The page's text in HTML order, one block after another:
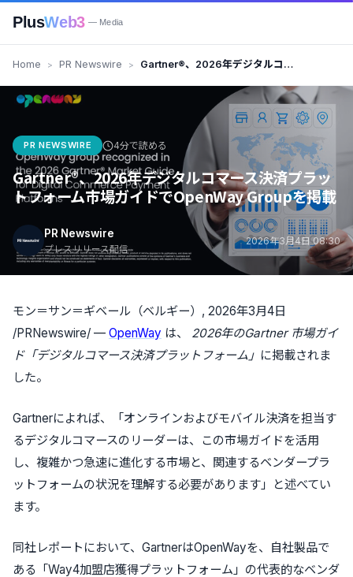
PlusWeb3 — Media
Home PR Newswire
Gartner®、2026年デジタルコマ
イドでOpenWay Groupを掲載
PR NEWSWIRE 4分で読める
Gartner®、2026年デジタルコマース決済プラッ
トフォーム市場ガイドでOpenWay Groupを掲載
PR Newswire
プレスリリース配信
2026年3月4日 08:30
モン＝サン＝ギベール（ベルギー） , 2026年3月4日
/PRNewswire/ — OpenWay は、 2026年のGartner 市場ガイ
ド「デジタルコマース決済プラットフォーム」 に掲載されま
した。
Gartnerによれば、「オンラインおよびモバイル決済を担当す
るデジタルコマースのリーダーは、この市場ガイドを活用
し、複雑かつ急速に進化する市場と、関連するベンダープラ
ットフォームの状況を理解する必要があります」と述べてい
ます。
同社レポートにおいて、GartnerはOpenWayを、自社製品で
ある「Way4加盟店獲得プラットフォーム」の代表的なベンダ